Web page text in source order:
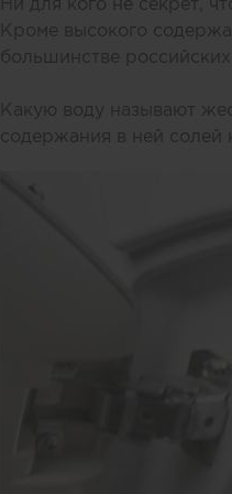
Кроме высокого
большинстве
Какую воду называют
содержания в ней солей